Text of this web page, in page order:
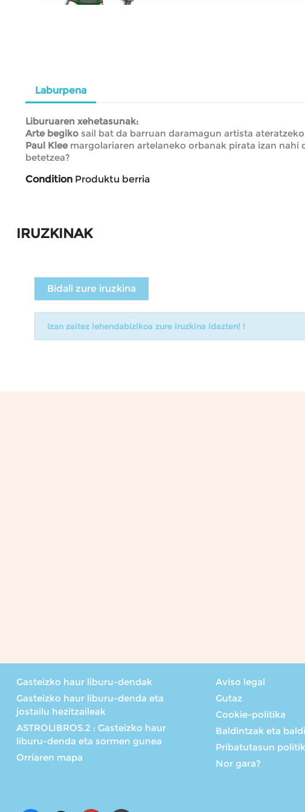
Laburpena
Liburuaren xehetasunak:
Arte begiko sail bat da barruan daramagun artista
Paul Kleemargolariaren artelaneko orbanak pirata izan nahi
betetzea?
Condition Produktu berria
IRUZKINAK
Bidali zure iruzkina
Izan zaitez lehendabizikoa zure iruzkina idazten! !
Gasteizko haur liburu-dendak
Gasteizko haur liburu-denda eta
jostailu hezitzaileak
ASTROLIBROS.2 : Gasteizko haur
liburu-denda eta sormen gunea
Orriaren mapa
Aviso legal
Gutaz
Cookie-politika
Baldintzak eta
Pribatutasun
Nor gara?